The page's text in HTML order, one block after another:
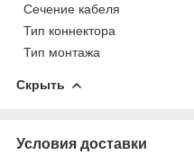
Сечение кабеля
Тип коннектора
Тип монтажа
Скрыть
Условия доставки